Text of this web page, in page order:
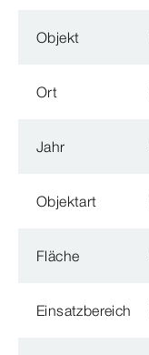
Objekt
Ort
Jahr
Objektart
Fläche
Einsatzbereich